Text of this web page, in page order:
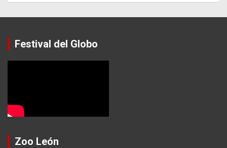
Festival del Globo
Zoo León